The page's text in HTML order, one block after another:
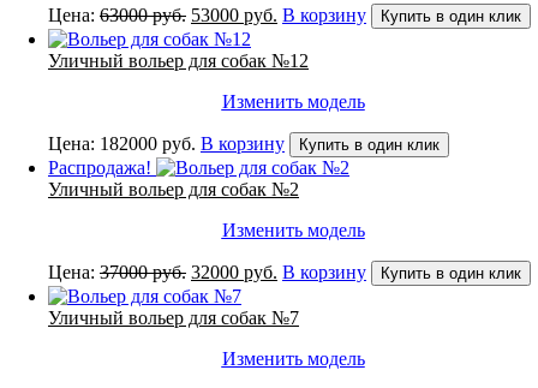
Цена: 63000руб. Первоначальная
цена
составляла
63000 руб..
53000 руб. Текущая
53000 руб..
В корзину Купить в один клик
Уличный вольер для собак №12
Изменить модель
Цена: 182000 руб. В корзину Купить в один клик
Распродажа!
Уличный вольер для собак №2
Изменить модель
Цена: 37000руб. Первоначальная
цена
составляла
37000 руб..
32000 руб. Текущая
32000 руб..
В корзину Купить в один клик
Уличный вольер для собак №7
Изменить модель